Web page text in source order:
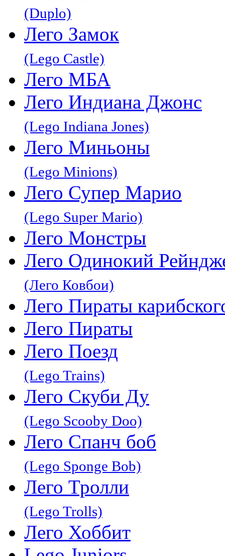
(Duplo)
Лего Замок
(Lego Castle)
Лего МБА
Лего Индиана Джонс
(Lego Indiana Jones)
Лего Миньоны
(Lego Minions)
Лего Супер Марио
(Lego Super Mario)
Лего Монстры
Лего Одинокий
(Лего Ковбои)
Лего Пираты
Лего Пираты
Лего Поезд
(Lego Trains)
Лего Скуби Ду
(Lego Scooby Doo)
Лего Спанч боб
(Lego Sponge Bob)
Лего Тролли
(Lego Trolls)
Лего Хоббит